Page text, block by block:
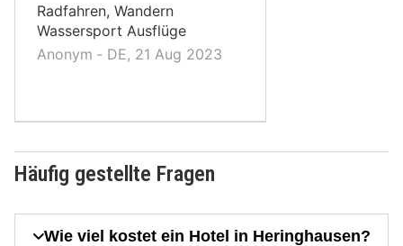
Radfahren, Wandern
Wassersport Ausflüge
Anonym ‐ DE, 21 Aug 2023
Häufig gestellte Fragen
Wie viel kostet ein Hotel in Heringhausen?